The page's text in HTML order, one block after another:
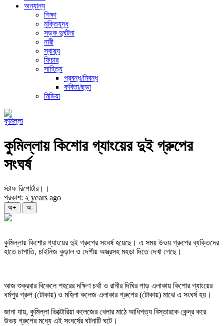
অন্যান্য
শিক্ষা
মুক্তিযুদ্ধ
সড়ক দুর্ঘটনা
নারী
স্বাস্থ্য
ফিচার
সাহিত্য
প্রবন্ধ/নিবন্ধ
কবিতা/ছড়া
মিডিয়া
কুমিল্লা
কুমিল্লায় কিশোর গ্যাংয়ের দুই গ্রুপের
সংঘর্ষ
স্টাফ রিপোর্টার।।
প্রকাশ: ২ years ago
অ+ অ-
কুমিল্লায় কিশোর গ্যাংয়ের দুই গ্রুপের সংঘর্ষ হয়েছে। এ সময় উভয় গ্রুপের ব্যক্তিদের
হাতে চাপাতি, চাইনিজ কুড়াল ও দেশীয় অস্ত্রসহ মহড়া দিতে দেখা গেছে।
আজ শুক্রবার বিকেলে শহরের দক্ষিণ চর্থা ও রানীর দিঘির পাড় এলাকায় কিশোর গ্যাংয়ের
ধর্মপুর গ্রুপ (টোকায়) ও মহিলা কলেজ এলাকার গ্রুপের (টোকায়) মাঝে এ সংঘর্ষ হয়।
জানা যায়, কুমিল্লা ভিক্টোরিয়া কলেজের খেলার মাঠে আধিপত্য বিস্তারকে কেন্দ্র করে
উভয় গ্রুপের মধ্যে এই সংঘর্ষের ঘটনাটি ঘটে।